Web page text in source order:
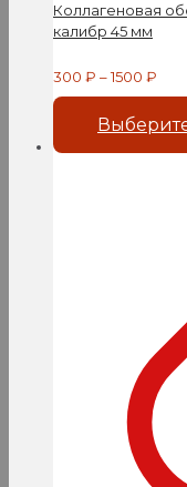
Коллагеновая
калибр 45 мм
300 ₽ –1500 ₽